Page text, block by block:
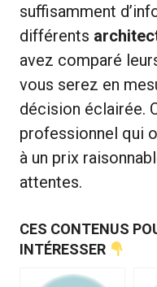
suffisamment
différents
avez comparé
vous serez en
décision éclairée.
professionnel qui
à un prix
attentes.
CES CONTENUS
INTÉRESSER